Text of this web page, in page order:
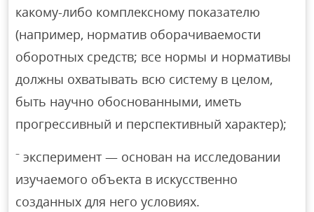
какому-либо комплексному показателю
(например, норматив оборачиваемости
оборотных средств; все нормы и нормативы
должны охватывать всю систему в целом,
быть научно обоснованными, иметь
прогрессивный и перспективный характер);
⁻ эксперимент — основан на исследовании
изучаемого объекта в искусственно
созданных для него условиях.